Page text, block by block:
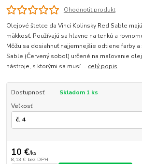
Ohodnotiť produkt
Olejové štetce da Vinci Kolinsky Red Sable
mäkkosť. Používajú sa hlavne na tenkú a
Môžu sa dosiahnuť najjemnejšie odtiene farby a
Sable (Červený soboľ) určené na maľovanie
nástroje, s ktorými sa musí ... celý popis
Dostupnosť
Skladom 1 ks
Veľkosť
10 €/ks
8,13 € bez DPH